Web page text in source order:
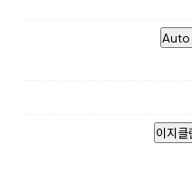
Auto
이지클